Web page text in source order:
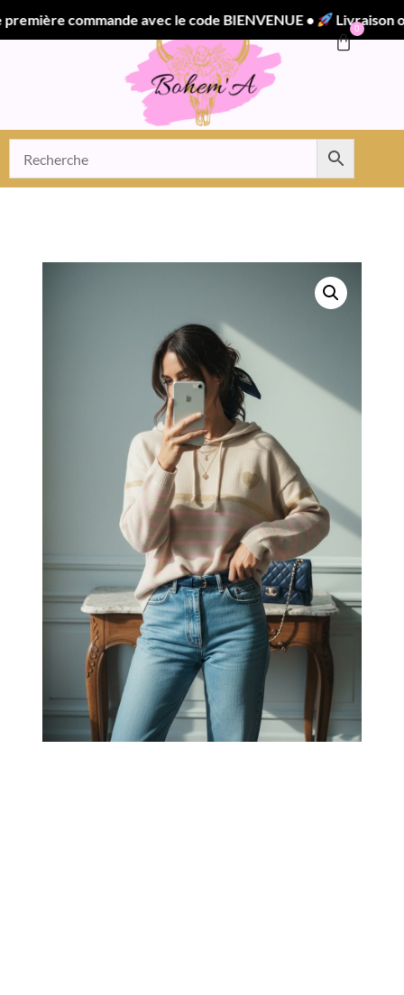
commande avec le code BIENVENUE • Livraison
0